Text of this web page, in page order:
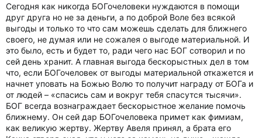
Сегодня как никогда БОГочеловеки нуждаются в помощи
друг друга но не за деньги, а по доброй Воле без всякой
выгоды и только то что сам можешь сделать для ближнего
своего, не думая или не сожалея о выгоде материальной. И
это было, есть и будет то, ради чего нас БОГ сотворил и по
сей день хранит. А главная выгода бескорыстных дел в том
что, если БОГочеловек от выгоды материальной откажется и
начнет уповать на Божью Волю то получит награду от БОГа и
от людей – «спасись сам и вокруг тебя спасутся тысячи».
БОГ всегда вознаграждает бескорыстное желание помочь
ближнему. Он сей дар БОГочеловека примет как фимиам,
как великую жертву. Жертву Авеля принял, а брата его